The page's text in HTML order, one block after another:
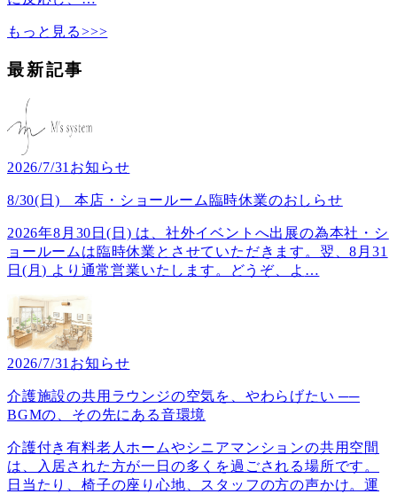
もっと見る>>>
最新記事
2026/7/31 お知らせ
8/30(日) 本店・ショールーム臨時休業のおしらせ
2026年8月30日(日) は、社外イベントへ出展の為本社・シ
ョールームは臨時休業とさせていただきます。翌、8月31
日(月) より通常営業いたします。どうぞ、よ …
2026/7/31 お知らせ
介護施設の共用ラウンジの空気を、やわらげたい ──
BGMの、その先にある音環境
介護付き有料老人ホームやシニアマンションの共用空間
は、入居された方が一日の多くを過ごされる場所です。
日当たり、椅子の座り心地、スタッフの方の声かけ。運